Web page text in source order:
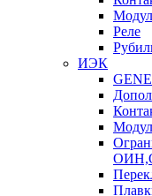
Реле
ИЭК